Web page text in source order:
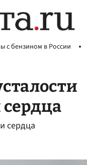
с бензином в России
сердца